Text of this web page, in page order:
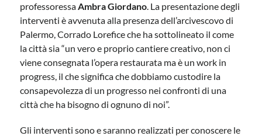
professoressaAmbra Giordano. La presentazione degli
interventi è avvenuta alla presenza dell’arcivescovo di
Palermo, Corrado Lorefice che ha sottolineato il come
la città sia “un vero e proprio cantiere creativo, non ci
viene consegnata l’opera restaurata ma è un work in
progress, il che significa che dobbiamo custodire la
consapevolezza di un progresso nei confronti di una
città che ha bisogno di ognuno di noi”.
Gli interventi sono e saranno realizzati per conoscere le